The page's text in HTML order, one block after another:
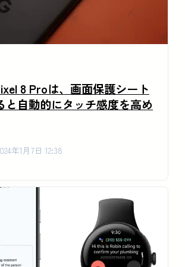
8 Proは、画面保護シート
と自動的にタッチ感度を高め
年1月7日 12:38